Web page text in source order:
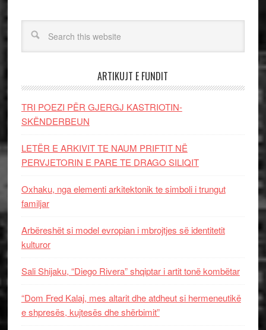
ARTIKUJT E FUNDIT
TRI POEZI PËR GJERGJ KASTRIOTIN-
SKËNDERBEUN
LETËR E ARKIVIT TE NAUM PRIFTIT NË
PERVJETORIN E PARE TE DRAGO SILIQIT
Oxhaku, nga elementi arkitektonik te simboli i trungut
familjar
Arbëreshët si model evropian i mbrojtjes së identitetit
kulturor
Sali Shijaku, “Diego Rivera” shqiptar i artit tonë kombëtar
“Dom Fred Kalaj, mes altarit dhe atdheut si hermeneutikë
e shpresës, kujtesës dhe shërbimit”